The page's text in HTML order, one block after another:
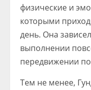
физические и
которыми
день. Она
выполнении
передвижении
Тем не менее,